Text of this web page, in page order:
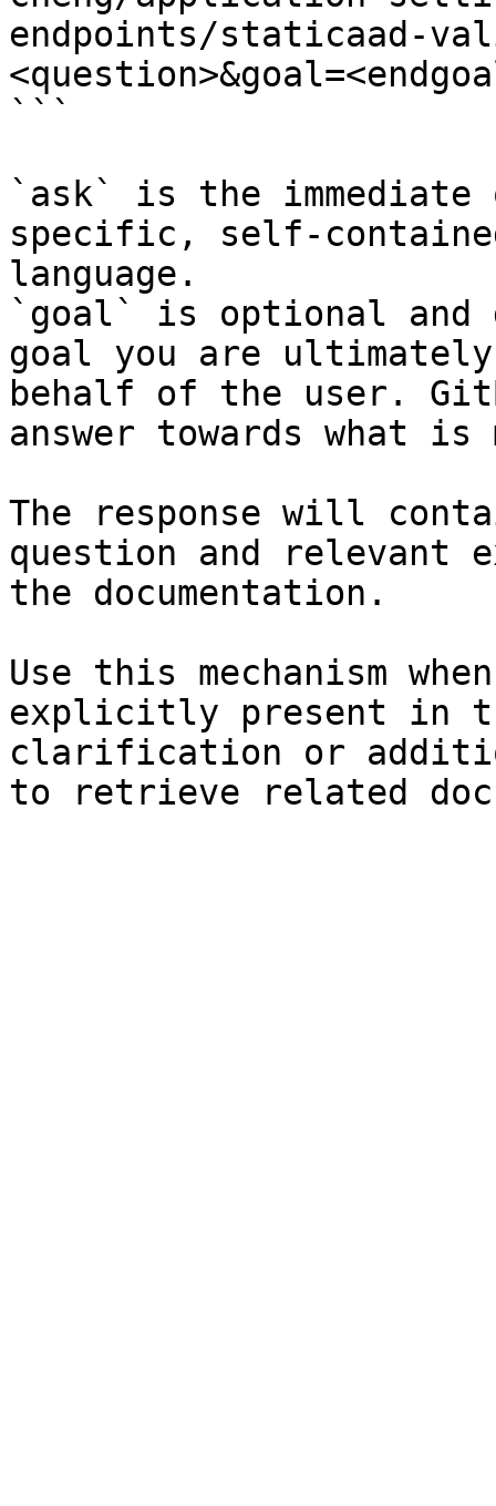
endpoints/staticaad-
```
`ask` is the
specific, self-
language.
`goal` is optional and
goal you are
behalf of the user.
answer towards what
The response will
question and relevant
the documentation.
Use this mechanism
explicitly present in
clarification or